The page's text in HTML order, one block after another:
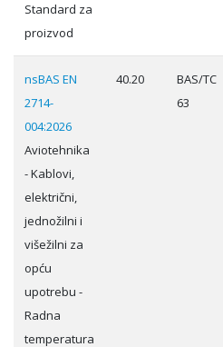
Standard za
proizvod
nsBAS EN
2714-
004:2026
Aviotehnika
- Kablovi,
električni,
jednožilni i
višežilni za
opću
upotrebu -
Radna
temperatura
40.20
BAS/TC
63